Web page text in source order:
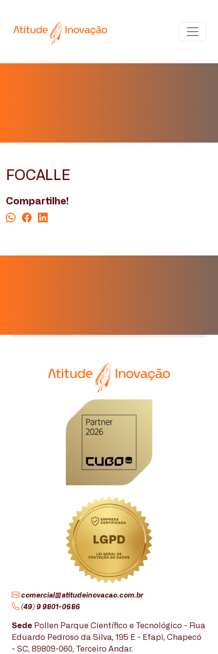
FOCALLE
Compartilhe!
comercial@atitudeinovacao.com.br
(49) 9 9801-0686
Sede Pollen Parque Científico e Tecnológico - Rua
Eduardo Pedroso da Silva, 195 E - Efapi, Chapecó
- SC, 89809-060, Terceiro Andar.